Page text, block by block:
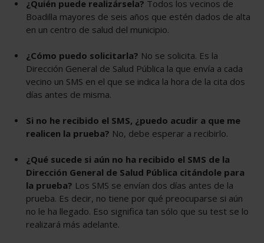
¿Quién puede realizársela? Todos los vecinos de
Boadilla mayores de seis años que estén dados de alta
en un centro de salud del municipio.
¿Cómo puedo solicitarla? No se solicita. Es la
Dirección General de Salud Pública la que envía a cada
vecino un SMS en el que se indica la hora de la cita dos
días antes de misma.
Si no he recibido el SMS, ¿puedo acudir a que me
realicen la prueba? No, debe esperar a recibirlo.
¿Qué sucede si aún no ha recibido el SMS de la
Dirección General de Salud Pública citándole para
la prueba? Los SMS se envían dos días antes de la
prueba. Es decir, no tiene por qué preocuparse si aún
no le ha llegado. Eso significa tan sólo que su test se lo
realizará más adelante.